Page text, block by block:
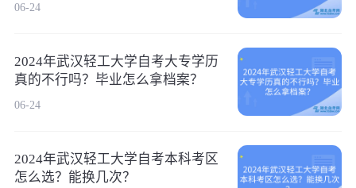
06-24
2024年武汉轻工大学自考大专学历
真的不行吗？毕业怎么拿档案？
06-24
2024年武汉轻工大学自考本科考区
怎么选？能换几次？